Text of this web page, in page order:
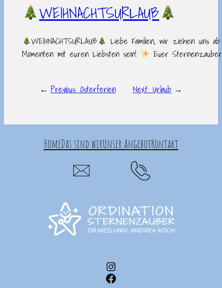
WEIHNACHTSURLAUB
WEIHNACHTSURLAUB
Liebe Familien, wir ziehen uns
Momenten mit euren Liebsten sein!
Euer
← Previous: Osterferien Next:Urlaub →
HomeDas sind wirUnser AngebotKontakt
Instagram
Facebook